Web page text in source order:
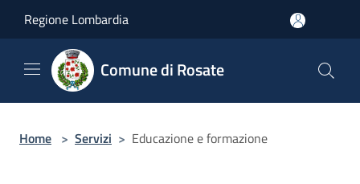
Regione Lombardia
Comune di Rosate
Home > Servizi > Educazione e formazione